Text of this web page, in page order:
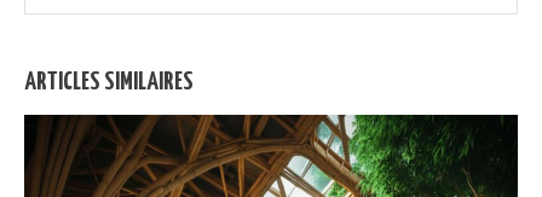
l’article
ARTICLES SIMILAIRES